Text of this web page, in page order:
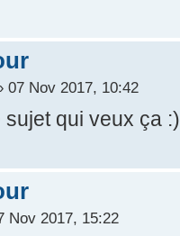
07 Nov 2017, 10:42
sujet qui veux ça :)
Nov 2017, 15:22